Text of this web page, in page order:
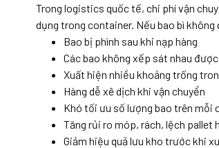
Trong logistics quốc tế, chi phí vận
dụng trong container. Nếu bao bì
Bao bị phình sau khi nạp hàng
Các bao không xếp sát nhau được
Xuất hiện nhiều khoảng trống
Hàng dễ xê dịch khi vận chuyển
Khó tối ưu số lượng bao trên mỗi
Tăng rủi ro móp, rách, lệch pallet
Giảm hiệu quả lưu kho trước khi